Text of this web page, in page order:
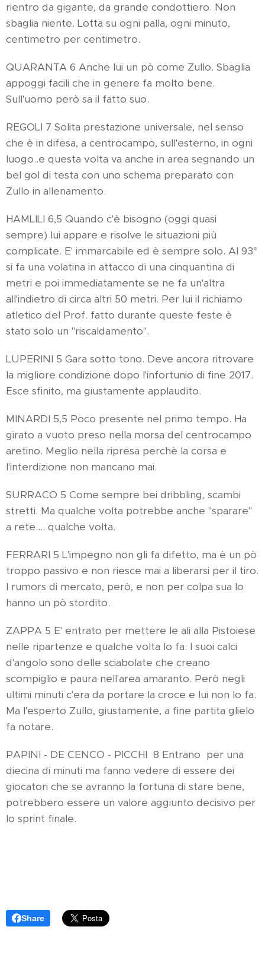
rientro da gigante, da grande condottiero. Non
sbaglia niente. Lotta su ogni palla, ogni minuto,
centimetro per centimetro.
QUARANTA 6 Anche lui un pò come Zullo. Sbaglia
appoggi facili che in genere fa molto bene.
Sull'uomo però sa il fatto suo.
REGOLI 7 Solita prestazione universale, nel senso
che è in difesa, a centrocampo, sull'esterno, in ogni
luogo..e questa volta va anche in area segnando un
bel gol di testa con uno schema preparato con
Zullo in allenamento.
HAMLILI 6,5 Quando c'è bisogno (oggi quasi
sempre) lui appare e risolve le situazioni più
complicate. E' immarcabile ed è sempre solo. Al 93°
si fa una volatina in attacco di una cinquantina di
metri e poi immediatamente se ne fa un'altra
all'indietro di circa altri 50 metri. Per lui il richiamo
atletico del Prof. fatto durante queste feste è
stato solo un "riscaldamento".
LUPERINI 5 Gara sotto tono. Deve ancora ritrovare
la migliore condizione dopo l'infortunio di fine 2017.
Esce sfinito, ma giustamente applaudito.
MINARDI 5,5 Poco presente nel primo tempo. Ha
girato a vuoto preso nella morsa del centrocampo
aretino. Meglio nella ripresa perchè la corsa e
l'interdizione non mancano mai.
SURRACO 5 Come sempre bei dribbling, scambi
stretti. Ma qualche volta potrebbe anche "sparare"
a rete.... qualche volta.
FERRARI 5 L'impegno non gli fa difetto, ma è un pò
troppo passivo e non riesce mai a liberarsi per il tiro.
I rumors di mercato, però, e non per colpa sua lo
hanno un pò stordito.
ZAPPA 5 E' entrato per mettere le ali alla Pistoiese
nelle ripartenze e qualche volta lo fa. I suoi calci
d'angolo sono delle sciabolate che creano
scompiglio e paura nell'area amaranto. Però negli
ultimi minuti c'era da portare la croce e lui non lo fa.
Ma l'esperto Zullo, giustamente, a fine partita glielo
fa notare.
PAPINI - DE CENCO - PICCHI 8 Entrano per una
diecina di minuti ma fanno vedere di essere dei
giocatori che se avranno la fortuna di stare bene,
potrebbero essere un valore aggiunto decisivo per
lo sprint finale.
Share